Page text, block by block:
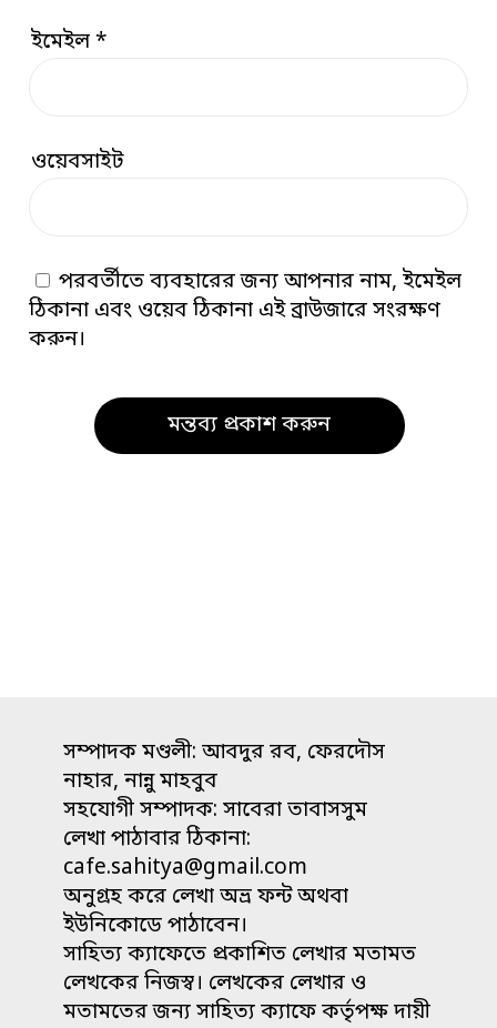
ইমেইল*
ওয়েবসাইট
পরবর্তীতে ব্যবহারের জন্য আপনার নাম, ইমেইল
ঠিকানা এবং ওয়েব ঠিকানা এই ব্রাউজারে সংরক্ষণ
করুন।
সম্পাদক মণ্ডলী: আবদুর রব, ফেরদৌস
নাহার, নান্নু মাহবুব
সহযোগী সম্পাদক: সাবেরা তাবাসসুম
লেখা পাঠাবার ঠিকানা:
cafe.sahitya@gmail.com
অনুগ্রহ করে লেখা অভ্র ফন্ট অথবা
ইউনিকোডে পাঠাবেন।
সাহিত্য ক্যাফেতে প্রকাশিত লেখার মতামত
লেখকের নিজস্ব। লেখকের লেখার ও
মতামতের জন্য সাহিত্য ক্যাফে কর্তৃপক্ষ দায়ী